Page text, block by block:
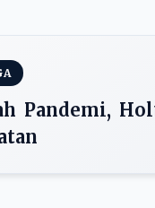
Pandemi,